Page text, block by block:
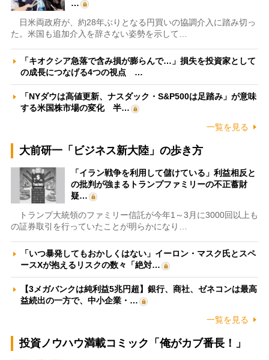
…
日米両政府が、約28年ぶりとなる円買いの協調介入に踏み切っ
た。米国も追加介入を辞さない姿勢を示して…
「キオクシア急落で含み損が膨らんで…」損失を投資家として
の成長につなげる4つの視点 …
「NYダウは高値更新、ナスダック・S&P500は足踏み」が意味
する米国株市場の変化 半…
一覧を見る
大前研一「ビジネス新大陸」の歩き方
「イラン戦争を利用して儲けている」利益相反と
の批判が強まるトランプファミリーの不正蓄財
疑…
トランプ大統領のファミリー信託が今年1～3月に3000回以上も
の証券取引を行っていたことが明らかになり…
「いつ暴発してもおかしくはない」イーロン・マスク氏とスペ
ースXが抱えるリスクの数々「絶対…
【3メガバンクは純利益5兆円超】銀行、商社、ゼネコンは最高
益続出の一方で、中小企業・…
一覧を見る
投資ノウハウ満載コミック「俺がカブ番長！」